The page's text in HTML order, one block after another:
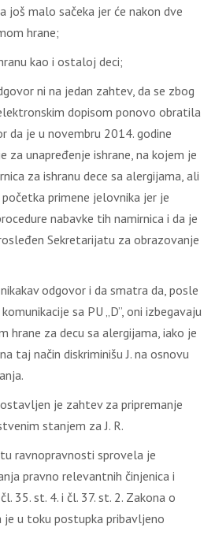
još malo sačeka jer će nakon dve
hrane;
kao i ostaloj deci;
ni na jedan zahtev, da se zbog
dopisom ponovo obratila
da je u novembru 2014. godine
za unapređenje ishrane, na kojem je
za ishranu dece sa alergijama, ali
primene jelovnika jer je
nabavke tih namirnica i da je
Sekretarijatu za obrazovanje
odgovor i da smatra da, posle
sa PU „D”, oni izbegavaju
hrane za decu sa alergijama, iako je
taj način diskriminišu J. na osnovu
je zahtev za pripremanje
stanjem za J. R.
ravnopravnosti sprovela je
pravno relevantnih činjenica i
35. st. 4. i čl. 37. st. 2. Zakona o
je u toku postupka pribavljeno